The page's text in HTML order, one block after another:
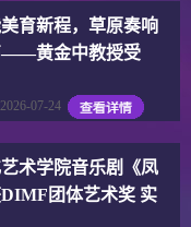
育新程，草原奏响
——黄金中教授受
2026-07-24
术学院音乐剧《凤
团体艺术奖 实